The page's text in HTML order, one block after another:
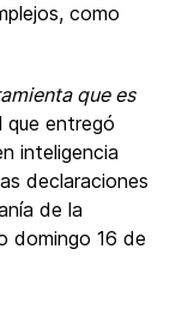
como
que es
que entregó
inteligencia
declaraciones
de la
domingo 16 de